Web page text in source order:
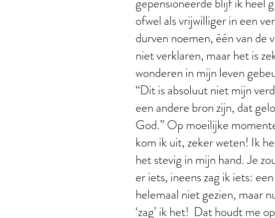
ofwel als vrijwilliger in een
durven noemen, één van de
niet verklaren, maar het is
wonderen in mijn leven
“Dit is absoluut niet mijn
een andere bron zijn, dat
God.” Op moeilijke
kom ik uit, zeker weten! Ik
het stevig in mijn hand. Je
er iets, ineens zag ik iets:
helemaal niet gezien, maar
‘zag’ ik het! Dat houdt me